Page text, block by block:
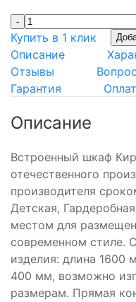
-
Купить в 1 клик
Описание
Отзывы
Гарантия
Описание
Встроенный шкаф
отечественного
производителя
Детская,
местом для
современном стиле.
изделия: длина 1600
400 мм, возможно
размерам. Прямая